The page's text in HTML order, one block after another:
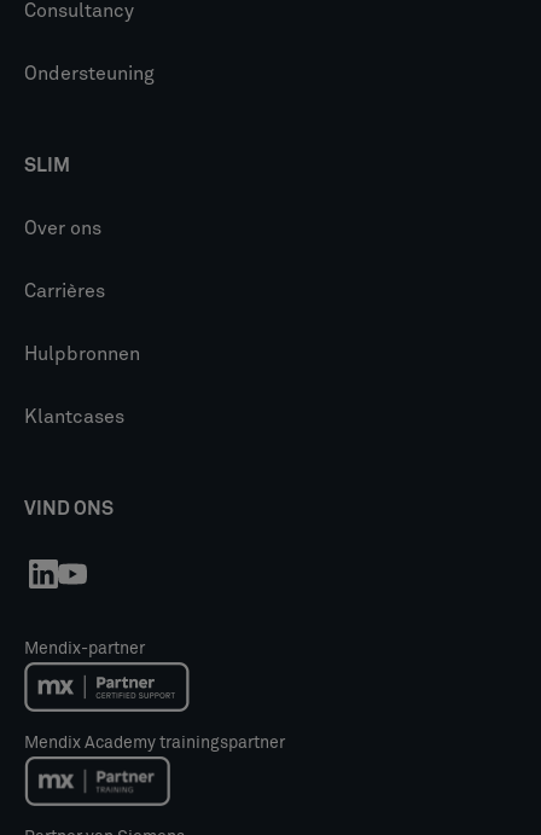
Consultancy
Ondersteuning
SLIM
Over ons
Carrières
Hulpbronnen
Klantcases
VIND ONS
Mendix-partner
Mendix Academy trainingspartner